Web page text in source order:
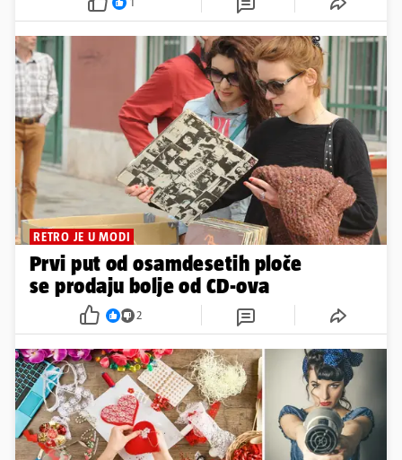
RETRO JE U MODI
Prvi put od osamdesetih ploče
se prodaju bolje od CD-ova
2